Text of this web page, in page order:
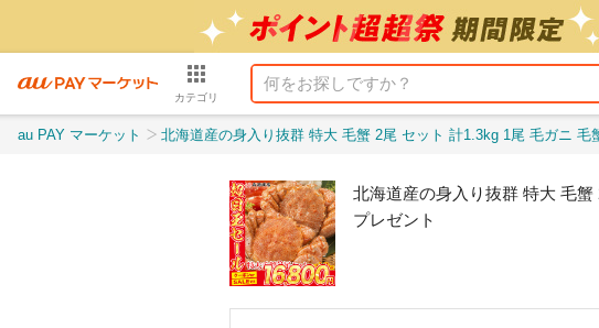
カテゴリ
au PAY マーケット 北海道産の身入り抜群 特大 毛蟹 2尾 セット 計1.3kg 1尾 毛ガニ 毛蟹 けがに 平均650g 送料無料 食品 グルメ 海
北海道産の身入り抜群 特大 毛
プレゼント